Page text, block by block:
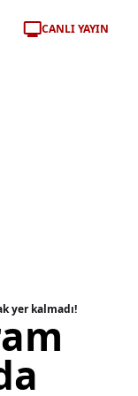
CANLI YAYIN
yer kalmadı!